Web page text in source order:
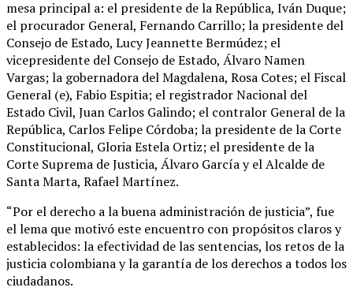
mesa principal a: el presidente de la República, Iván Duque;
el procurador General, Fernando Carrillo; la presidente del
Consejo de Estado, Lucy Jeannette Bermúdez; el
vicepresidente del Consejo de Estado, Álvaro Namen
Vargas; la gobernadora del Magdalena, Rosa Cotes; el Fiscal
General (e), Fabio Espitia; el registrador Nacional del
Estado Civil, Juan Carlos Galindo; el contralor General de la
República, Carlos Felipe Córdoba; la presidente de la Corte
Constitucional, Gloria Estela Ortiz; el presidente de la
Corte Suprema de Justicia, Álvaro García y el Alcalde de
Santa Marta, Rafael Martínez.
“Por el derecho a la buena administración de justicia”, fue
el lema que motivó este encuentro con propósitos claros y
establecidos: la efectividad de las sentencias, los retos de la
justicia colombiana y la garantía de los derechos a todos los
ciudadanos.